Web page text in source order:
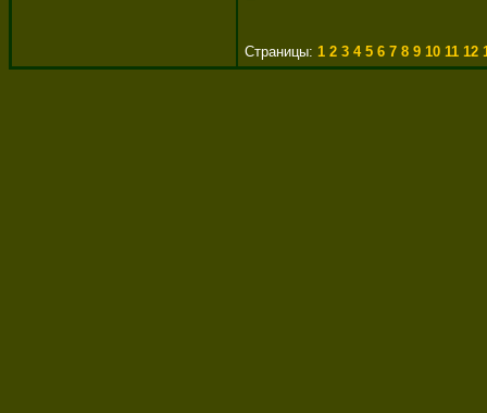
Страницы: 1 2 3 4 5 6 7 8 9 10 11 12